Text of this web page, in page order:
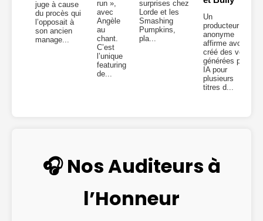
juge à cause
du procès qui
l’opposait à
son ancien
manage...
run »,
avec
Angèle
au
chant.
C’est
l’unique
featuring
de...
surprises chez
Lorde et les
Smashing
Pumpkins,
pla...
Un
producteur
anonyme
affirme avoir
créé des voix
générées par
IA pour
plusieurs
titres d...
🎧 Nos Auditeurs à
l’Honneur